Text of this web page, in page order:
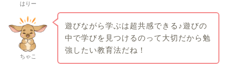
はりー
ちゃこ
遊びながら学ぶは超共感できる♪遊びの
中で学びを見つけるのって大切だから勉
強したい教育法だね！